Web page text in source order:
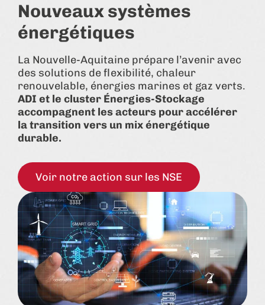
Nouveaux systèmes
énergétiques
La Nouvelle-Aquitaine prépare l’avenir avec
des solutions de flexibilité, chaleur
renouvelable, énergies marines et gaz verts.
ADI et le cluster Énergies-Stockage
accompagnent les acteurs pour accélérer
la transition vers un mix énergétique
durable.
Voir notre action sur les NSE